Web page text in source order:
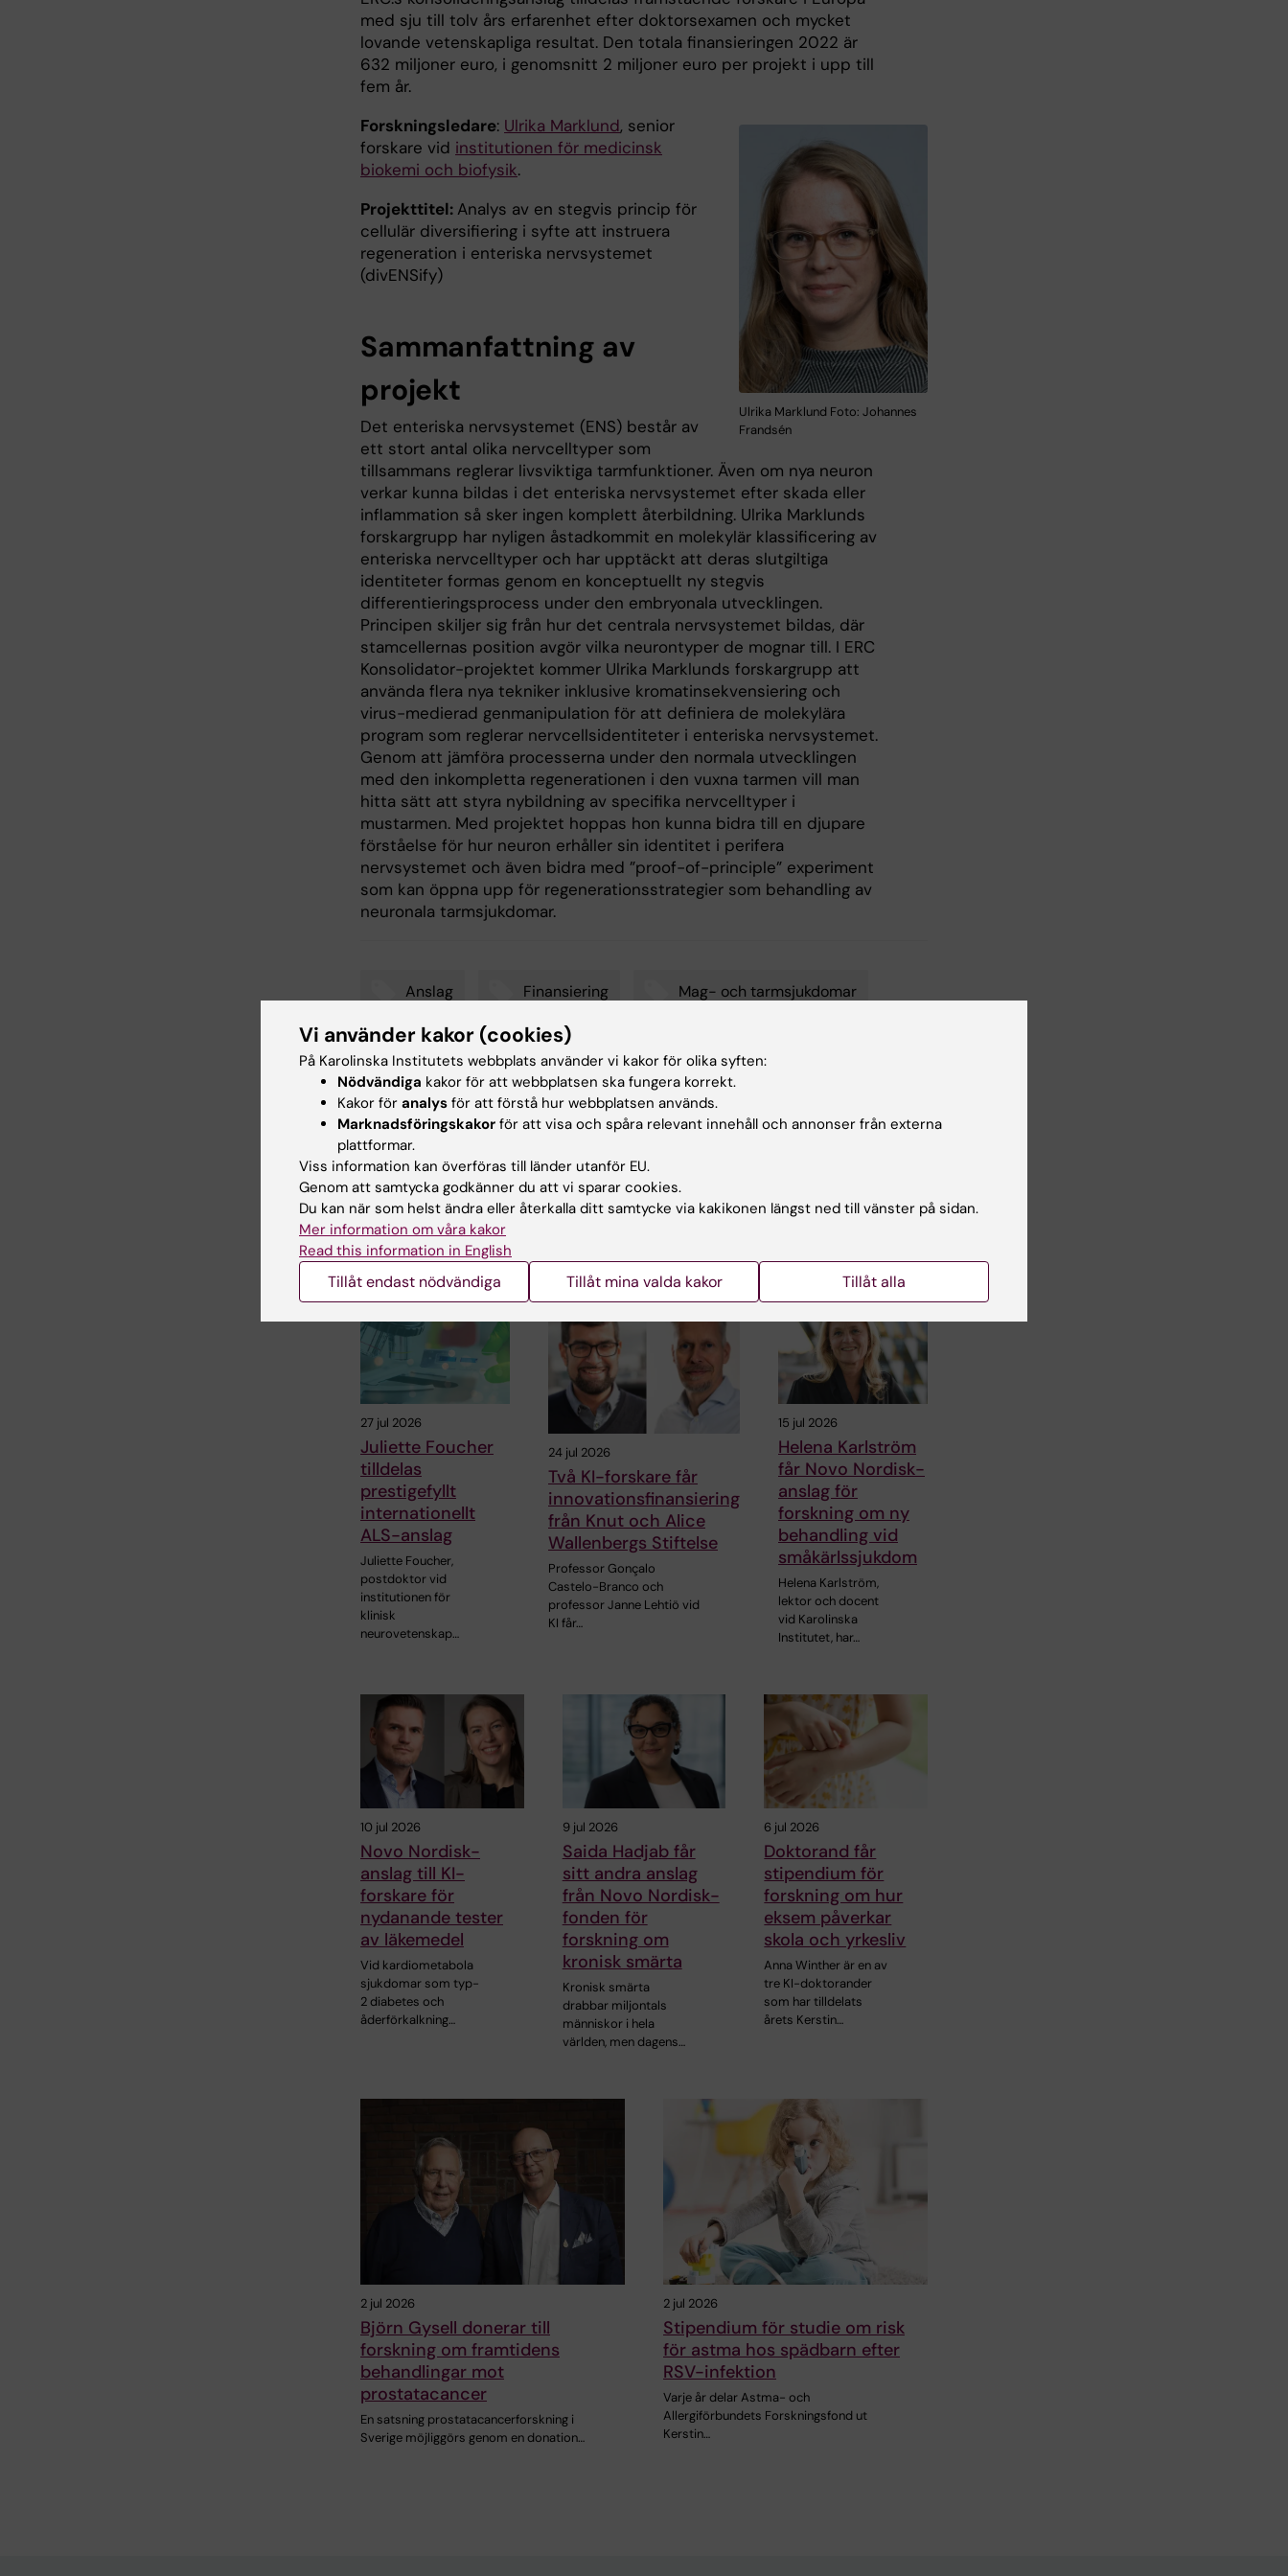
med sju till tolv års erfarenhet efter doktorsexamen och mycket
lovande vetenskapliga resultat. Den totala finansieringen 2022 är
632 miljoner euro, i genomsnitt 2 miljoner euro per projekt i upp till
fem år.
Ulrika Marklund Foto: Johannes
Frandsén
Forskningsledare: Ulrika Marklund, senior
forskare vid institutionen för medicinsk
biokemi och biofysik.
Projekttitel: Analys av en stegvis princip för
cellulär diversifiering i syfte att instruera
regeneration i enteriska nervsystemet
(divENSify)
Sammanfattning av
projekt
Det enteriska nervsystemet (ENS) består av
ett stort antal olika nervcelltyper som
tillsammans reglerar livsviktiga tarmfunktioner. Även om nya neuron
verkar kunna bildas i det enteriska nervsystemet efter skada eller
inflammation så sker ingen komplett återbildning. Ulrika Marklunds
forskargrupp har nyligen åstadkommit en molekylär klassificering av
enteriska nervcelltyper och har upptäckt att deras slutgiltiga
identiteter formas genom en konceptuellt ny stegvis
differentieringsprocess under den embryonala utvecklingen.
Principen skiljer sig från hur det centrala nervsystemet bildas, där
stamcellernas position avgör vilka neurontyper de mognar till. I ERC
Konsolidator-projektet kommer Ulrika Marklunds forskargrupp att
använda flera nya tekniker inklusive kromatinsekvensiering och
virus-medierad genmanipulation för att definiera de molekylära
program som reglerar nervcellsidentiteter i enteriska nervsystemet.
Genom att jämföra processerna under den normala utvecklingen
med den inkompletta regenerationen i den vuxna tarmen vill man
hitta sätt att styra nybildning av specifika nervcelltyper i
mustarmen. Med projektet hoppas hon kunna bidra till en djupare
förståelse för hur neuron erhåller sin identitet i perifera
nervsystemet och även bidra med ”proof-of-principle” experiment
som kan öppna upp för regenerationsstrategier som behandling av
neuronala tarmsjukdomar.
Tags
Anslag Finansiering Mag- och tarmsjukdomar
Uppdaterad av:
Anna Svensson 2022-03-17
Dela
Relaterade artiklar
27 jul 2026
Juliette Foucher
tilldelas
prestigefyllt
internationellt
ALS-anslag
Juliette Foucher,
postdoktor vid
institutionen för
klinisk
neurovetenskap…
24 jul 2026
Två KI-forskare får
innovationsfinansiering
från Knut och Alice
Wallenbergs Stiftelse
Professor Gonçalo
Castelo-Branco och
professor Janne Lehtiö vid
KI får…
15 jul 2026
Helena Karlström
får Novo Nordisk-
anslag för
forskning om ny
behandling vid
småkärlssjukdom
Helena Karlström,
lektor och docent
vid Karolinska
Institutet, har…
10 jul 2026
Novo Nordisk-
anslag till KI-
forskare för
nydanande tester
av läkemedel
Vid kardiometabola
sjukdomar som typ-
2 diabetes och
åderförkalkning…
9 jul 2026
Saida Hadjab får
sitt andra anslag
från Novo Nordisk-
fonden för
forskning om
kronisk smärta
Kronisk smärta
drabbar miljontals
människor i hela
världen, men dagens…
6 jul 2026
Doktorand får
stipendium för
forskning om hur
eksem påverkar
skola och yrkesliv
Anna Winther är en av
tre KI-doktorander
som har tilldelats
årets Kerstin…
2 jul 2026
Björn Gysell donerar till
forskning om framtidens
behandlingar mot
prostatacancer
En satsning prostatacancerforskning i
Sverige möjliggörs genom en donation…
2 jul 2026
Stipendium för studie om risk
för astma hos spädbarn efter
RSV-infektion
Varje år delar Astma- och
Allergiförbundets Forskningsfond ut
Kerstin…
Vi använder kakor (cookies)
På Karolinska Institutets webbplats använder vi kakor för olika syften:
Nödvändiga kakor för att webbplatsen ska fungera korrekt.
Kakor för analys för att förstå hur webbplatsen används.
Marknadsföringskakor för att visa och spåra relevant innehåll och annonser från externa
plattformar.
Viss information kan överföras till länder utanför EU.
Genom att samtycka godkänner du att vi sparar cookies.
Du kan när som helst ändra eller återkalla ditt samtycke via kakikonen längst ned till vänster på sidan.
Mer information om våra kakor
Read this information in English
Tillåt endast nödvändiga Tillåt mina valda kakor Tillåt alla